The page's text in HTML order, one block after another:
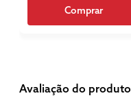
Comprar
Avaliação do produto